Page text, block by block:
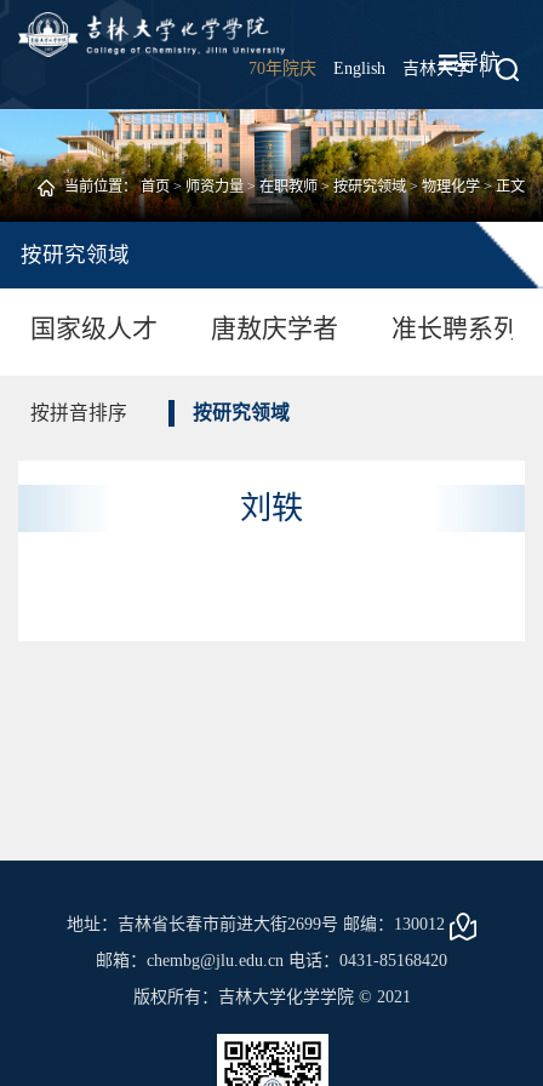
70年院庆 English 吉林大学 |
导航
当前位置：首页>师资力量>在职教师>按研究领域>物理化学> 正文
按研究领域
国家级人才 唐敖庆学者 准长聘系列
按拼音排序 按研究领域
刘轶
地址：吉林省长春市前进大街2699号 邮编：130012
邮箱：chembg@jlu.edu.cn 电话：0431-85168420
版权所有：吉林大学化学学院 © 2021